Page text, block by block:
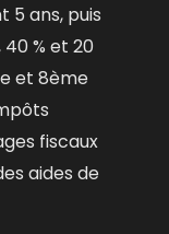
5 ans, puis
% et 20
et 8ème
fiscaux
aides de